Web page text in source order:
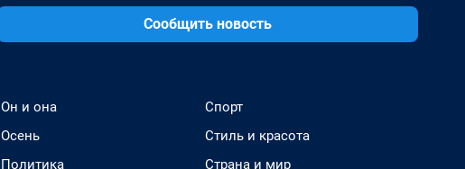
Сообщить новость
Он и она
Осень
Политика
Спорт
Стиль и красота
Страна и мир